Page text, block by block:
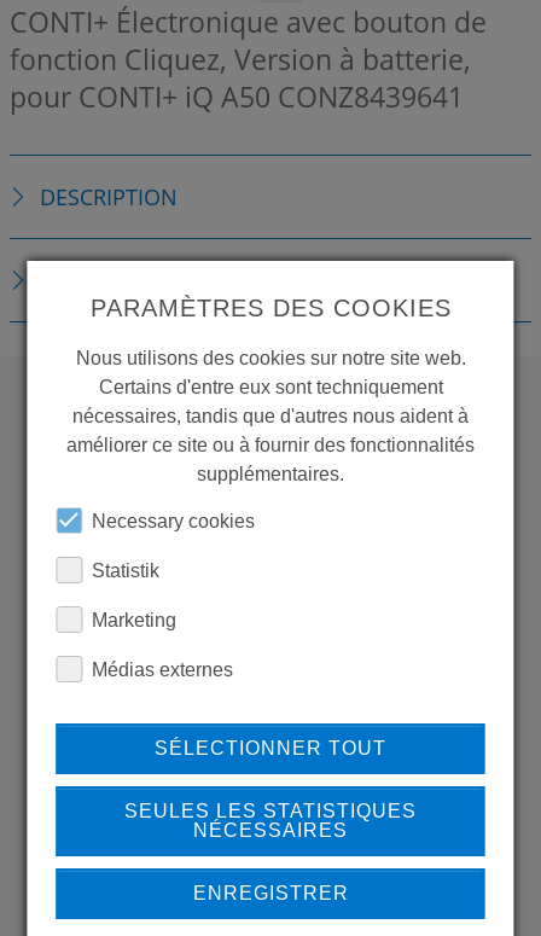
CONTI+ Électronique avec bouton de
fonction Cliquez, Version à batterie,
pour CONTI+ iQ A50 CONZ8439641
DESCRIPTION
WANT TO SEE
MORE PRODUCTS?
LEARN MORE ABOUT
OUR REFERENCES
PARAMÈTRES DES COOKIES
Nous utilisons des cookies sur notre site web.
Certains d'entre eux sont techniquement
nécessaires, tandis que d'autres nous aident à
améliorer ce site ou à fournir des fonctionnalités
supplémentaires.
Necessary cookies
Statistik
Marketing
Médias externes
SÉLECTIONNER TOUT
SEULES LES STATISTIQUES
NÉCESSAIRES
ENREGISTRER